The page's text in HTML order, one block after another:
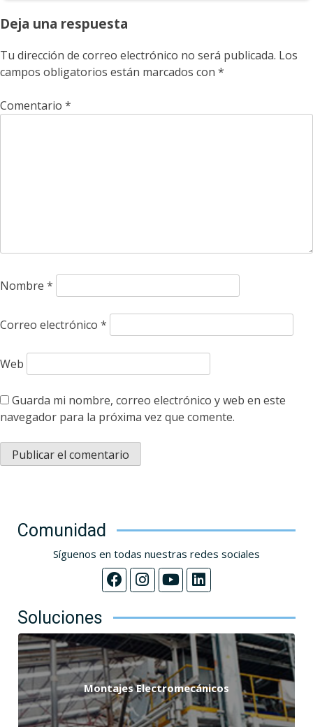
Deja una respuesta
Tu dirección de correo electrónico no será publicada. Los
campos obligatorios están marcados con *
Comentario *
Nombre *
Correo electrónico *
Web
Guarda mi nombre, correo electrónico y web en este
navegador para la próxima vez que comente.
Comunidad
Síguenos en todas nuestras redes sociales
Soluciones
Montajes Electromecánicos